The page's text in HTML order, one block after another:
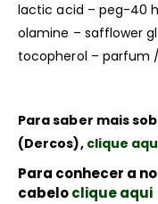
lactic acid – peg-40
olamine – safflower
tocopherol – parfum
Para saber mais
(Dercos), clique
Para conhecer a
cabeloclique aqui